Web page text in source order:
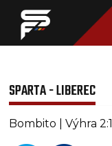
SPARTA - LIBEREC
Bombito | Výhra 2:1